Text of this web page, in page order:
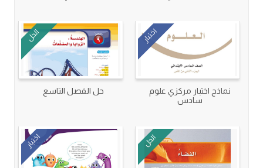
اختبار
نماذج اختبار مركزي علوم
سادس
الحل
حل الفصل التاسع
الحل اختبار